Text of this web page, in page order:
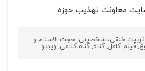
معاونت تهذیب حوزه
تربیت خلقی، شخصیتی,حجت الاسلام و
, فیلم کامل, گناه, گناه کلامی, ویدئو